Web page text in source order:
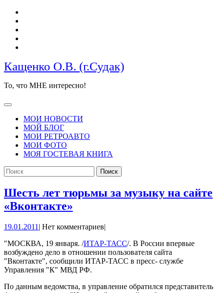
Перейти
содержимому
Кащенко О.В. (г.Судак)
То, что МНЕ интересно!
Кнопка
ОткрытьМОИ НОВОСТИ
МОЙ БЛОГ
МОИ РЕТРОАВТО
МОИ ФОТО
МОЯ ГОСТЕВАЯ КНИГА
КНОПКА
ЗАКРЫТЬ
Найти:
Шесть лет тюрьмы за музыку на сайте
«Вконтакте»
тюрьмы
за
музыку
на
сайте
19.01.2011 19.01.2011
| Нет комментариев|
"МОСКВА, 19 января. /ИТАР-ТАСС/. В России впервые
возбуждено дело в отношении пользователя сайта
"Вконтакте", сообщили ИТАР-ТАСС в пресс- службе
Управления "К" МВД РФ.
По данным ведомства, в управление обратился представитель